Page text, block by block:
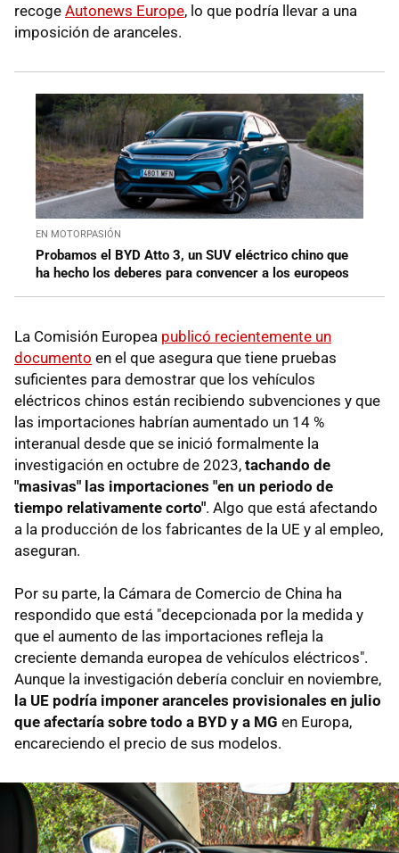
recoge Autonews Europe, lo que podría llevar a una
imposición de aranceles.
EN MOTORPASIÓN
Probamos el BYD Atto 3, un SUV eléctrico chino que
ha hecho los deberes para convencer a los europeos
La Comisión Europea publicó recientemente un
documento en el que asegura que tiene pruebas
suficientes para demostrar que los vehículos
eléctricos chinos están recibiendo subvenciones y que
las importaciones habrían aumentado un 14 %
interanual desde que se inició formalmente la
investigación en octubre de 2023, tachando de
"masivas" las importaciones "en un periodo de
tiempo relativamente corto". Algo que está afectando
a la producción de los fabricantes de la UE y al empleo,
aseguran.
Por su parte, la Cámara de Comercio de China ha
respondido que está "decepcionada por la medida y
que el aumento de las importaciones refleja la
creciente demanda europea de vehículos eléctricos".
Aunque la investigación debería concluir en noviembre,
la UE podría imponer aranceles provisionales en julio
que afectaría sobre todo a BYD y a MG en Europa,
encareciendo el precio de sus modelos.